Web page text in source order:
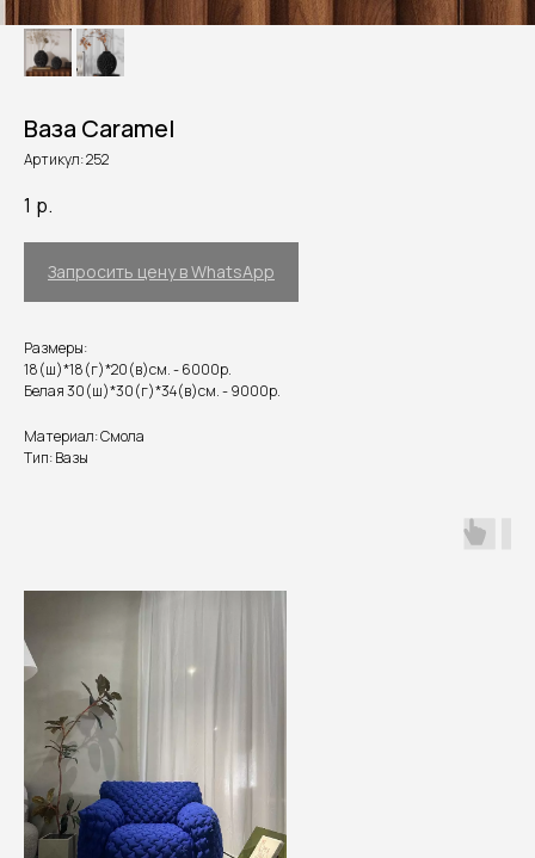
Ваза Caramel
Артикул:252
1 р.
Запросить цену в WhatsApp
Размеры:
18(ш)*18(г)*20(в)см. - 6000р.
Белая 30(ш)*30(г)*34(в)см. - 9000р.
Материал: Смола
Тип: Вазы